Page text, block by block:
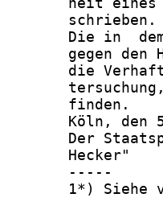
       schrieben.
Die in
gegen den
die
       finden.
Köln, den
Der
       Hecker"
       -----
1*) Siehe